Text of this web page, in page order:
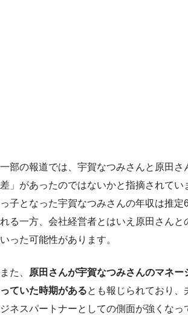
一部の報道では、宇賀なつみさんと原田さ
差」があったのではないかと指摘されてい
っ子となった宇賀なつみさんの年収は推定
れる一方、会社経営者とはいえ原田さんと
いった可能性があります。
また、
原田さんが宇賀なつみさんのマネー
っていた時期があるとも報じられており、
ジネスパートナーとしての側面が強くなっ